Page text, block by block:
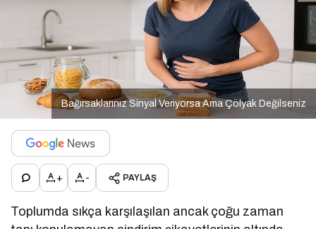
Bağırsaklarınız Sinyal Veriyorsa Ama Çölyak Değilseniz
+ - PAYLAŞ
Toplumda sıkça karşılaşılan ancak çoğu zaman